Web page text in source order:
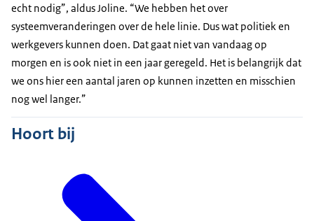
echt nodig”, aldus Joline. “We hebben het over
systeemveranderingen over de hele linie. Dus wat politiek en
werkgevers kunnen doen. Dat gaat niet van vandaag op
morgen en is ook niet in een jaar geregeld. Het is belangrijk dat
we ons hier een aantal jaren op kunnen inzetten en misschien
nog wel langer.”
Hoort bij